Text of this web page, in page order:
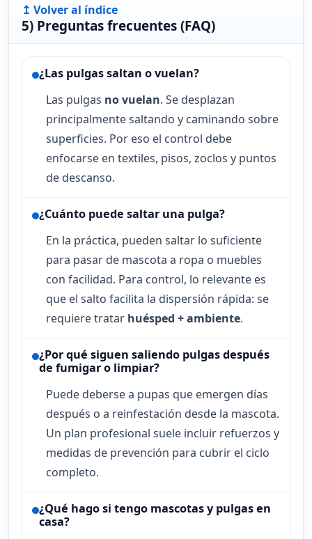
↥ Volver al índice
5) Preguntas frecuentes (FAQ)
¿Las pulgas saltan o vuelan?
Las pulgas no vuelan. Se desplazan
principalmente saltando y caminando sobre
superficies. Por eso el control debe
enfocarse en textiles, pisos, zoclos y puntos
de descanso.
¿Cuánto puede saltar una pulga?
En la práctica, pueden saltar lo suficiente
para pasar de mascota a ropa o muebles
con facilidad. Para control, lo relevante es
que el salto facilita la dispersión rápida: se
requiere tratar huésped + ambiente.
¿Por qué siguen saliendo pulgas después
de fumigar o limpiar?
Puede deberse a pupas que emergen días
después o a reinfestación desde la mascota.
Un plan profesional suele incluir refuerzos y
medidas de prevención para cubrir el ciclo
completo.
¿Qué hago si tengo mascotas y pulgas en
casa?